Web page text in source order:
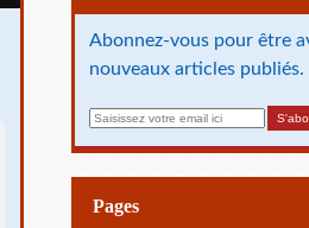
Abonnez-vous pour être
nouveaux articles publiés.
a
i
Pages